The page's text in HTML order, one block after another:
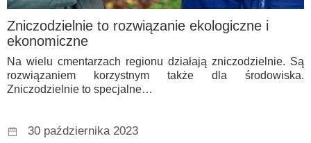
Zniczodzielnie to rozwiązanie ekologiczne i
ekonomiczne
Na wielu cmentarzach regionu działają zniczodzielnie. Są
rozwiązaniem korzystnym także dla środowiska.
Zniczodzielnie to specjalne…
30 października 2023